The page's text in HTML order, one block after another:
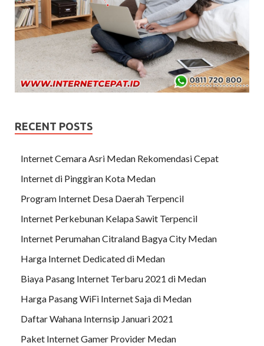
RECENT POSTS
Internet Cemara Asri Medan Rekomendasi Cepat
Internet di Pinggiran Kota Medan
Program Internet Desa Daerah Terpencil
Internet Perkebunan Kelapa Sawit Terpencil
Internet Perumahan Citraland Bagya City Medan
Harga Internet Dedicated di Medan
Biaya Pasang Internet Terbaru 2021 di Medan
Harga Pasang WiFi Internet Saja di Medan
Daftar Wahana Internsip Januari 2021
Paket Internet Gamer Provider Medan